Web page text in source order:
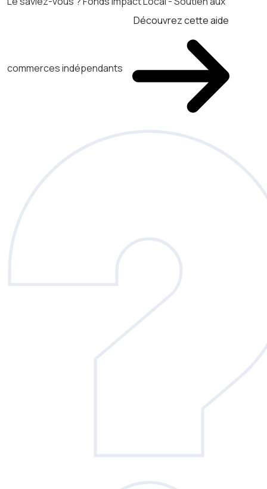
commerces indépendants
Découvrez cette aide